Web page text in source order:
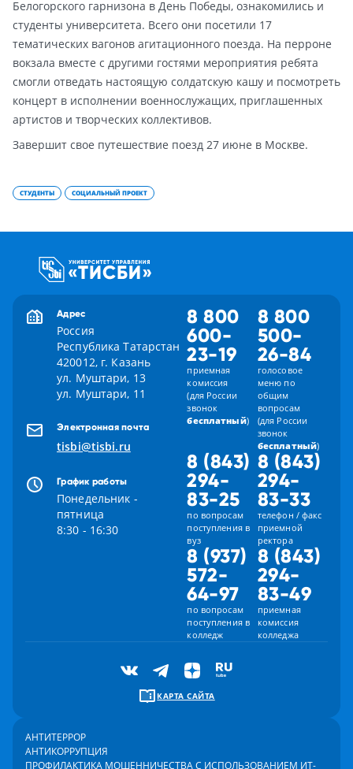
Белогорского гарнизона в День Победы, ознакомились и
студенты университета. Всего они посетили 17
тематических вагонов агитационного поезда. На перроне
вокзала вместе с другими гостями мероприятия ребята
смогли отведать настоящую солдатскую кашу и посмотреть
концерт в исполнении военнослужащих, приглашенных
артистов и творческих коллективов.
Завершит свое путешествие поезд 27 июне в Москве.
СТУДЕНТЫ СОЦИАЛЬНЫЙ ПРОЕКТ
Адрес
Россия
Республика Татарстан
420012, г. Казань
ул. Муштари, 13
ул. Муштари, 11
Электронная почта
tisbi@tisbi.ru
График работы
Понедельник -
пятница
8:30 - 16:30
8 800
600-
23-19
приемная
комиссия
(для России
звонок
бесплатный)
8 800
500-
26-84
голосовое
меню по
общим
вопросам
(для России
звонок
бесплатный)
8 (843)
294-
83-25
по вопросам
поступления в
вуз
8 (843)
294-
83-33
телефон / факс
приемной
ректора
8 (937)
572-
64-97
по вопросам
поступления в
колледж
8 (843)
294-
83-49
приемная
комиссия
колледжа
КАРТА САЙТА
АНТИТЕРРОР
АНТИКОРРУПЦИЯ
ПРОФИЛАКТИКА МОШЕННИЧЕСТВА С ИСПОЛЬЗОВАНИЕМ ИТ-